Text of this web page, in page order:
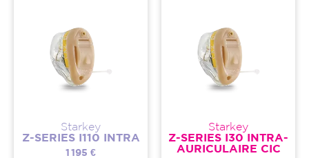
Starkey
Z-SERIES I110 INTRA
1 195 €
Starkey
Z-SERIES I30 INTRA-
AURICULAIRE CIC